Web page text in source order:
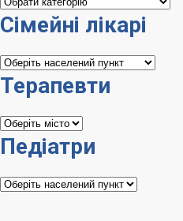
Сімейні лікарі
Сімейні
лікарі
Терапевти
Терапевти
Педіатри
Педіатри